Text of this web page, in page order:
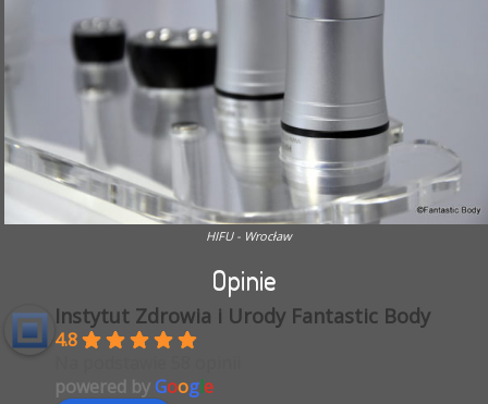
HIFU - Wrocław
Opinie
Instytut Zdrowia i Urody Fantastic Body
4.8
powered byGoogle